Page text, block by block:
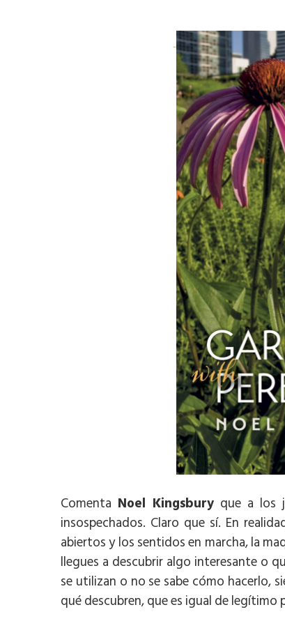
Comenta Noel Kingsburyque a los
insospechados. Claro que sí. En
abiertos y los sentidos en marcha, la
llegues a descubrir algo interesante o
se utilizan o no se sabe cómo hacerlo,
qué descubren, que es igual de